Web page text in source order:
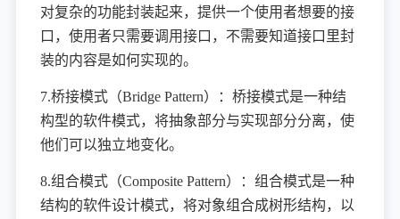
对复杂的功能封装起来，提供一个使用者想要的接
口，使用者只需要调用接口，不需要知道接口里封
装的内容是如何实现的。
7.桥接模式（Bridge Pattern）：桥接模式是一种结
构型的软件模式，将抽象部分与实现部分分离，使
他们可以独立地变化。
8.组合模式（Composite Pattern）：组合模式是一种
结构的软件设计模式，将对象组合成树形结构，以